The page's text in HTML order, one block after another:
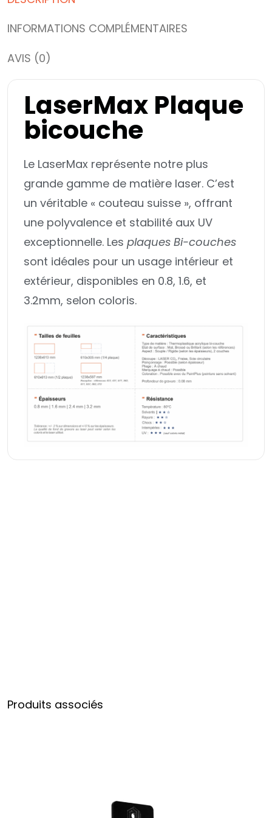
INFORMATIONS COMPLÉMENTAIRES
AVIS (0)
LaserMax Plaque
bicouche
Le LaserMax représente notre plus
grande gamme de matière laser. C’est
un véritable « couteau suisse », offrant
une polyvalence et stabilité aux UV
exceptionnelle. Les plaques Bi-couches
sont idéales pour un usage intérieur et
extérieur, disponibles en 0.8, 1.6, et
3.2mm, selon coloris.
Produits associés